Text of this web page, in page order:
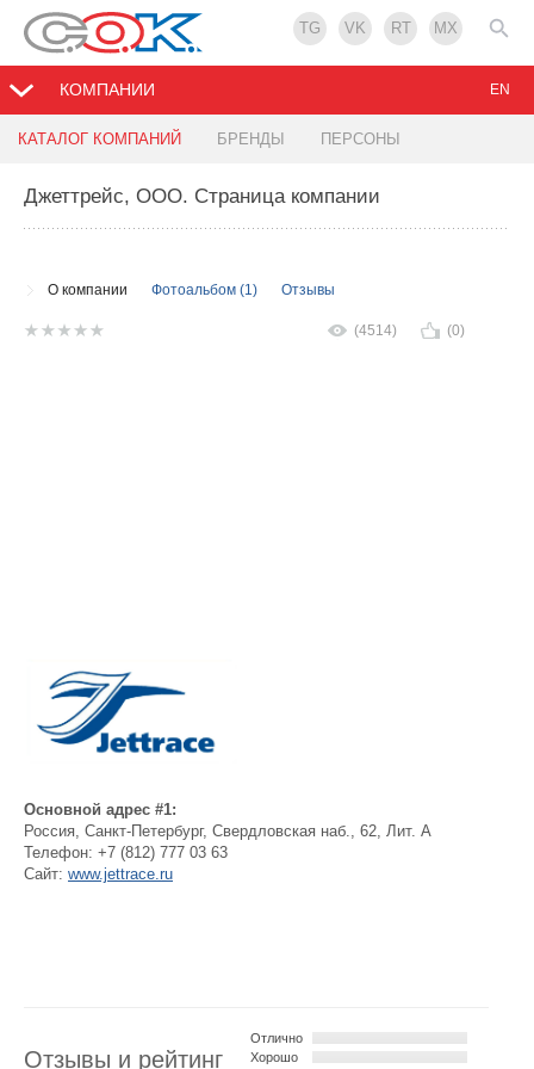
TG VK RT MX
КОМПАНИИ
КАТАЛОГ КОМПАНИЙ БРЕНДЫ ПЕРСОНЫ
EN
Джеттрейс, ООО. Страница компании
О компании Фотоальбом (1) Отзывы
(4514) (0)
Основной адрес #1:
Россия, Санкт-Петербург, Свердловская наб., 62, Лит. А
Телефон: +7 (812) 777 03 63
Сайт: www.jettrace.ru
Отлично
Хорошо
Отзывы и рейтинг